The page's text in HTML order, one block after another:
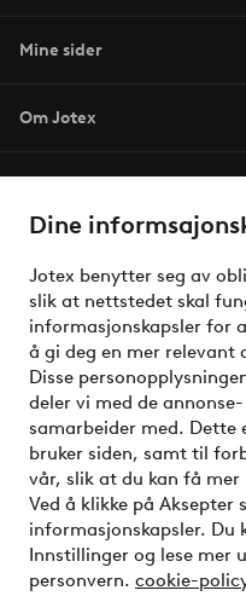
Dine
Jotex benytter seg av
slik at nettstedet skal
informasjonskapsler for
å gi deg en mer relevant
Disse
deler vi med de
samarbeider med. Dette
bruker siden, samt til
vår, slik at du kan få mer
Ved å klikke på
informasjonskapsler. Du
Innstillinger og lese mer
personvern. cookie-
Mine sider
Om Jotex
Venner
Sikre betalinger -
Vil du vite mer om
elpy